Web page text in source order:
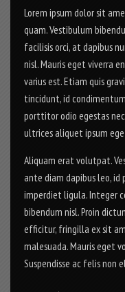
Lorem ipsum dolor sit
quam. Vestibulum
facilisis orci, at dapibus
nisl. Mauris eget viverra
varius est. Etiam quis
tincidunt, id
porttitor odio egestas
ultrices aliquet ipsum
Aliquam erat volutpat.
ante diam dapibus leo, id
imperdiet ligula. Integer
bibendum nisl. Proin
efficitur, fringilla ex sit
malesuada. Mauris eget
Suspendisse ac felis non